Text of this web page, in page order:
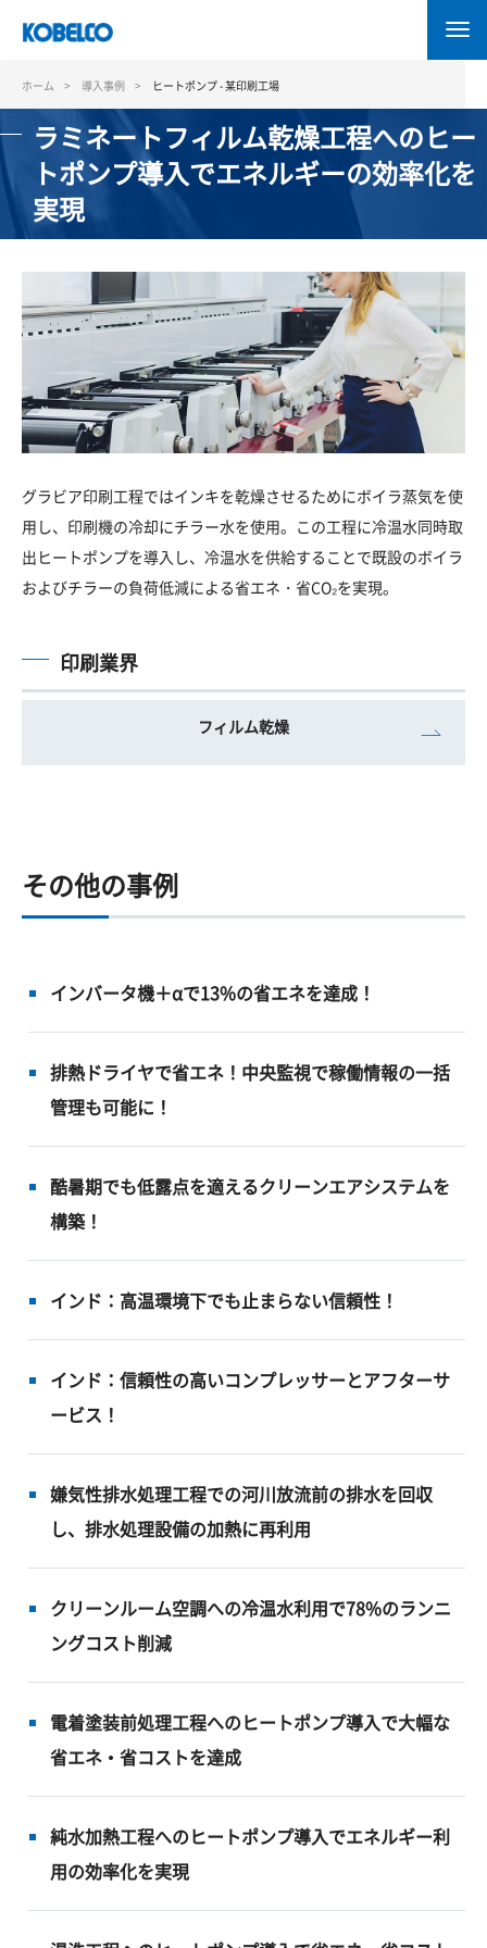
ン
テ
ン
ツ
に
ホーム 導入事例 ヒートポンプ - 某印刷工場
ラミネートフィルム乾燥工程へのヒー
トポンプ導入でエネルギーの効率化を
実現
グラビア印刷工程ではインキを乾燥させるためにボイラ蒸気を使
用し、印刷機の冷却にチラー水を使用。この工程に冷温水同時取
出ヒートポンプを導入し、冷温水を供給することで既設のボイラ
およびチラーの負荷低減による省エネ・省CO₂を実現。
印刷業界
フィルム乾燥
その他の事例
インバータ機＋αで13%の省エネを達成！
排熱ドライヤで省エネ！中央監視で稼働情報の一括
管理も可能に！
酷暑期でも低露点を適えるクリーンエアシステムを
構築！
インド：高温環境下でも止まらない信頼性！
インド：信頼性の高いコンプレッサーとアフターサ
ービス！
嫌気性排水処理工程での河川放流前の排水を回収
し、排水処理設備の加熱に再利用
クリーンルーム空調への冷温水利用で78%のランニ
ングコスト削減
電着塗装前処理工程へのヒートポンプ導入で大幅な
省エネ・省コストを達成
純水加熱工程へのヒートポンプ導入でエネルギー利
用の効率化を実現